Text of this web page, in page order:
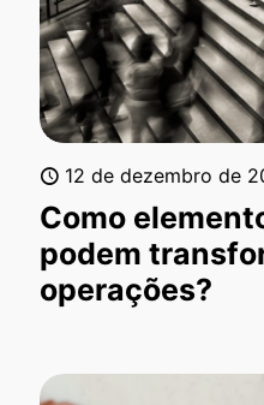
12 de dezembro de
Como
podem
operações?